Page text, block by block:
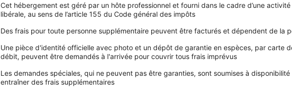
- réfrigérateur / congélateur: réfrigérateur
- poêle: poêle
- hotte de cuisine
- four
- micro-ondes
- bouilloire électrique
- taille de la cuisine: 9 m2
- nombre de tables à manger: 1
- nombre de places assises: 6
- nombre de pièces à vivre: 1
Cet hébergement est géré par un hôte professionnel et fourni dans le cadre d’une
libérale, au sens de l’article 155 du Code général des impôts
Des frais pour toute personne supplémentaire peuvent être facturés et dépendent de la
Une pièce d'identité officielle avec photo et un dépôt de garantie en espèces, par carte
débit, peuvent être demandés à l'arrivée pour couvrir tous frais imprévus
Les demandes spéciales, qui ne peuvent pas être garanties, sont soumises à
entraîner des frais supplémentaires